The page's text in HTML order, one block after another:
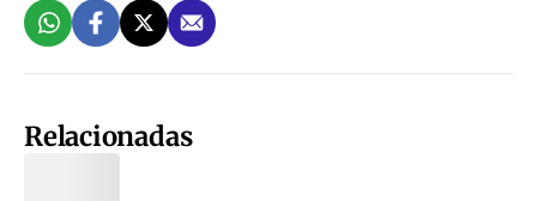
Relacionadas